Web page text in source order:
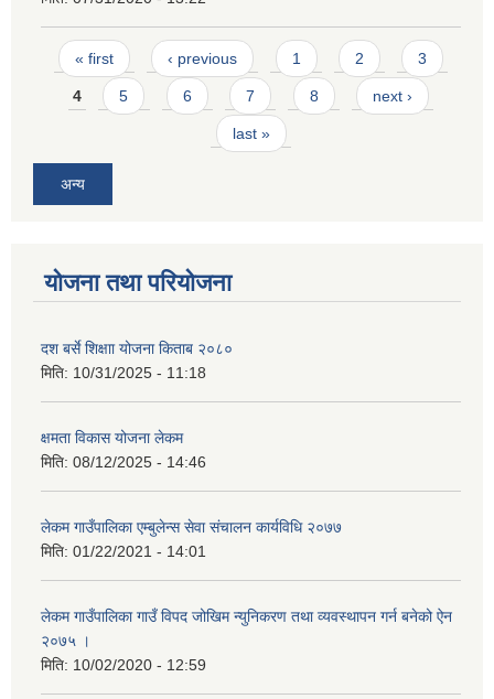
Pages
« first ‹ previous 1 2 3
4 5 6 7 8 next ›
last »
अन्य
योजना तथा परियोजना
दश बर्से शिक्षाा योजना किताब २०८०
मिति: 10/31/2025 - 11:18
क्षमता विकास योजना लेकम
मिति: 08/12/2025 - 14:46
लेकम गाउँपालिका एम्बुलेन्स सेवा संचालन कार्यविधि २०७७
मिति: 01/22/2021 - 14:01
लेकम गाउँपालिका गाउँ विपद जोखिम न्युनिकरण तथा व्यवस्थापन गर्न बनेको ऐन
२०७५ ।
मिति: 10/02/2020 - 12:59